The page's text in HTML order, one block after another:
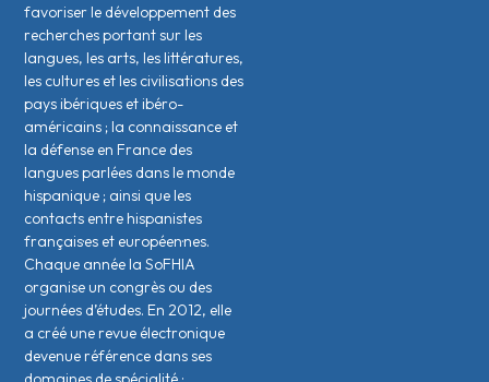
favoriser le développement des
recherches portant sur les
langues, les arts, les littératures,
les cultures et les civilisations des
pays ibériques et ibéro-
américains ; la connaissance et
la défense en France des
langues parlées dans le monde
hispanique ; ainsi que les
contacts entre hispanistes
français·es et européen·nes.
Chaque année la SoFHIA
organise un congrès ou des
journées d’études. En 2012, elle
a créé une revue électronique
devenue référence dans ses